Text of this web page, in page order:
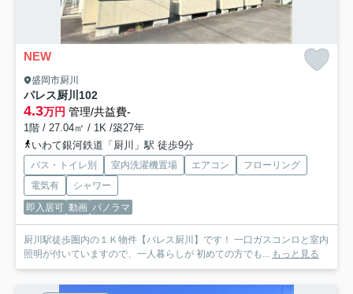
NEW
盛岡市厨川
パレス厨川 102
4.3万円 管理/共益費-
1階 / 27.04㎡ / 1K /築27年
いわて銀河鉄道「厨川」駅 徒歩9分
バス・トイレ別 室内洗濯機置場 エアコン
フローリング
電気有
シャワー
即入居可 動画 パノラマ
厨川駅徒歩圏内の１Ｋ物件【パレス厨川】です！ 一口ガスコンロと室内
照明が付いていますので、一人暮らしが 初めての方でも...
もっと見る